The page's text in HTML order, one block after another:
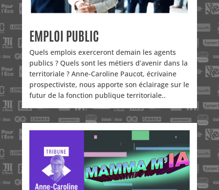
EMPLOI PUBLIC
Quels emplois exerceront demain les agents
publics ? Quels sont les métiers d’avenir dans la
territoriale ? Anne-Caroline Paucot, écrivaine
prospectiviste, nous apporte son éclairage sur le
futur de la fonction publique territoriale..